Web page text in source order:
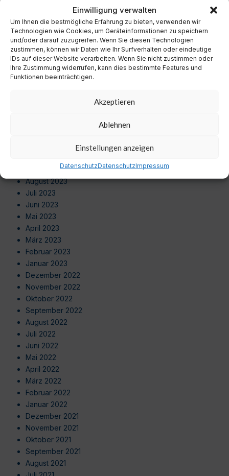
Einwilligung verwalten
Um Ihnen die bestmögliche Erfahrung zu bieten, verwenden wir
Technologien wie Cookies, um Geräteinformationen zu speichern
und/oder darauf zuzugreifen. Wenn Sie diesen Technologien
zustimmen, können wir Daten wie Ihr Surfverhalten oder eindeutige
IDs auf dieser Website verarbeiten. Wenn Sie nicht zustimmen oder
Ihre Zustimmung widerrufen, kann dies bestimmte Features und
Funktionen beeinträchtigen.
Akzeptieren
Ablehnen
Einstellungen anzeigen
DatenschutzDatenschutzImpressum
September 2024
August 2024
Juli 2024
Juni 2024
Mai 2024
November 2023
September 2023
August 2023
Juli 2023
Juni 2023
Mai 2023
April 2023
März 2023
Februar 2023
Januar 2023
Dezember 2022
November 2022
Oktober 2022
September 2022
August 2022
Juli 2022
Juni 2022
Mai 2022
April 2022
März 2022
Februar 2022
Januar 2022
Dezember 2021
November 2021
Oktober 2021
September 2021
August 2021